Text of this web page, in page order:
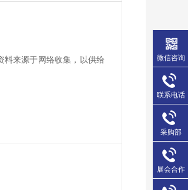
来源于网络收集，以供给
微信咨询
联系电话
采购部
展会合作